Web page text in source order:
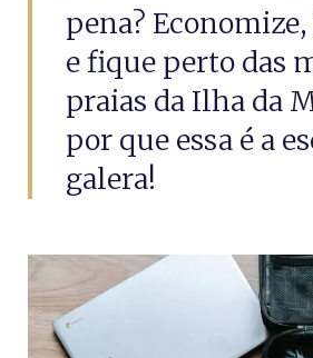
pena?
e fique perto das
praias da Ilha da
por que essa é a
galera!